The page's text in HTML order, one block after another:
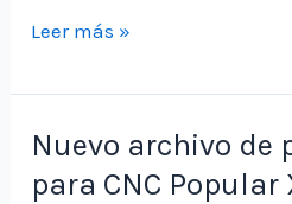
Vectorizar
utilizando
aspire
Leer más »
Nuevo archivo de
para CNC Popular